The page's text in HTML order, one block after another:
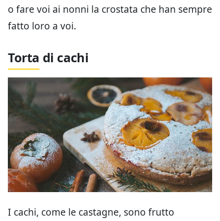
o fare voi ai nonni la crostata che han sempre
fatto loro a voi.
Torta di cachi
I cachi, come le castagne, sono frutto